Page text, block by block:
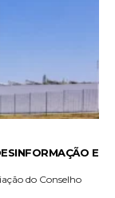
E
do Conselho